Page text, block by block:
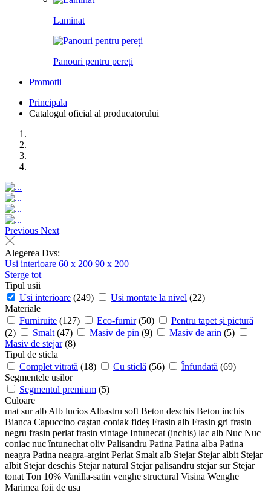
Laminat
Panouri pentru pereți
Promotii
Principala
Catalogul oficial al producatorului
Previous Next
Alegerea Dvs:
Usi interioare 60 x 200 90 x 200
Sterge tot
Tipul usii
Usi interioare (249) Usi montate la nivel (22)
Materiale
Furniruite (127) Eco-furnir (50)
Pentru tapet și pictură
(2)
Smalt (47) Masiv de pin (9) Masiv de arin (5)
Masiv de stejar (8)
Tipul de sticla
Complet vitrată (18) Cu sticlă (56) Înfundată (69)
Segmentele usilor
Segmentul premium (5)
Culoare
mat suralb Alb lucios Albastru soft Beton deschis Beton inchis
Bianca Capuccino caștan coniak fideș Frasin alb Frasin gri frasin
negru frasin perlat frasin vintage Intunecat (inchis) lac alb Nuc Nuc
coniac nuc întunechat oliv Palisandru Patina Patina alba Patina
neagra Patina neagra-argint Perlat Smalt alb Stejar Stejar albit Stejar
albit Stejar deschis Stejar natural Stejar palisandru stejar sur Stejar
tonat Ton 10% Vanilla-satin venghe structural Visina Wenghe
Marimea foii de usa